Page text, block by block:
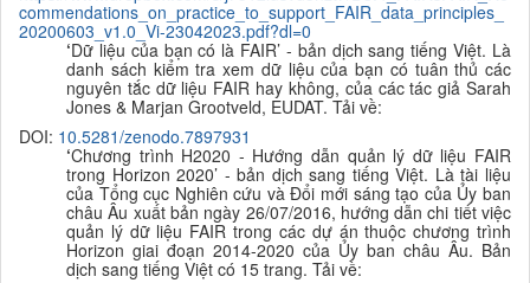
commendations_on_practice_to_support_FAIR_data_principles_
20200603_v1.0_Vi-23042023.pdf?dl=0
‘Dữ liệu của bạn có là FAIR’ - bản dịch sang tiếng Việt. Là
danh sách kiểm tra xem dữ liệu của bạn có tuân thủ các
nguyên tắc dữ liệu FAIR hay không, của các tác giả Sarah
Jones & Marjan Grootveld, EUDAT. Tải về:
DOI: 10.5281/zenodo.7897931
‘Chương trình H2020 - Hướng dẫn quản lý dữ liệu FAIR
trong Horizon 2020’ - bản dịch sang tiếng Việt. Là tài liệu
của Tổng cục Nghiên cứu và Đổi mới sáng tạo của Ủy ban
châu Âu xuất bản ngày 26/07/2016, hướng dẫn chi tiết việc
quản lý dữ liệu FAIR trong các dự án thuộc chương trình
Horizon giai đoạn 2014-2020 của Ủy ban châu Âu. Bản
dịch sang tiếng Việt có 15 trang. Tải về: